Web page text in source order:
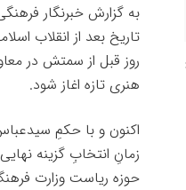
به گزارش خبرنگار
تاریخ بعد از انقلاب
روز قبل از سمتش در
هنری تازه اغاز شود.
اکنون و با حکمِ
زمانِ انتخابِ گزینه
حوزه ریاست وزارت